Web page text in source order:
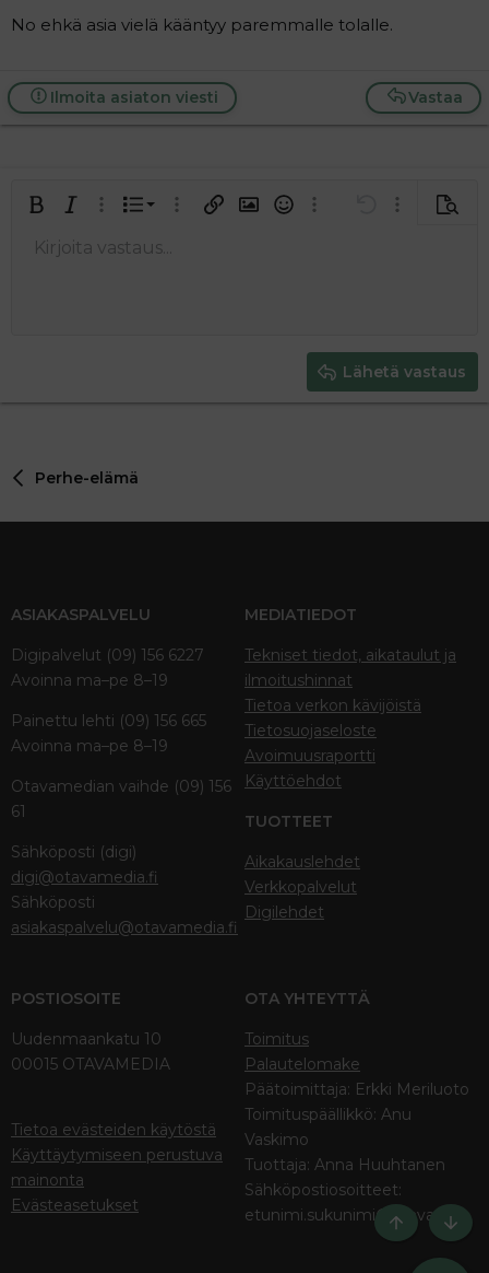
No ehkä asia vielä kääntyy paremmalle tolalle.
Vastaa
Ilmoita asiaton viesti
LihavoituKursivoitu
Laajennettuun editoriin…
Lista
Järjestetty lista
Laajennettuun editoriin…
Lisää hyperlinkki
Lisää kuva
HymiötLaajennettuun
Kumoa
Fontin koko
9
Tekstiväri
KirjasintyyliArial
Yliviivaa
Tasaus Tasaa vasemmalle
Paragraph format
Normal
LainausLisää video/media
Lisää taulukko
Insert horizontal line
Tee uudelleen
BBCode-näkymä
Poista muotoilu
Luonnokset
Kirjoita vastaus...
Lähetä vastaus
Perhe-elämä
ASIAKASPALVELU
Digipalvelut (09) 156 6227
Avoinna ma–pe 8–19
Painettu lehti (09) 156 665
Avoinna ma–pe 8–19
Otavamedian vaihde (09) 156
61
Sähköposti (digi)
digi@otavamedia.fi
Sähköposti
asiakaspalvelu@otavamedia.fi
MEDIATIEDOT
Tekniset tiedot, aikataulut ja
ilmoitushinnat
Tietoa verkon kävijöistä
Tietosuojaseloste
Avoimuusraportti
Käyttöehdot
TUOTTEET
Aikakauslehdet
Verkkopalvelut
Digilehdet
POSTIOSOITE
Uudenmaankatu 10
00015 OTAVAMEDIA
Tietoa evästeiden käytöstä
Käyttäytymiseen perustuva
mainonta
Evästeasetukset
OTA YHTEYTTÄ
Toimitus
Palautelomake
Päätoimittaja: Erkki Meriluoto
Toimituspäällikkö: Anu
Vaskimo
Tuottaja: Anna Huuhtanen
Sähköpostiosoitteet:
etunimi.sukunimi@otava.fi
Ylös